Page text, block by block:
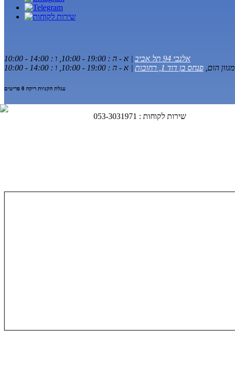
אלנבי 94 תל אביב
| א - ה : 19:00 - 10:00, ו : 14:00 - 10:00
מגוון הום, פנחס בן דוד 1, רחובות | א - ה : 19:00 - 10:00, ו : 14:00 - 10:00
עגלת הקניות ריקה 0 פריטים
שירות לקוחות : 053-3031971